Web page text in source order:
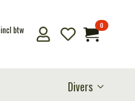
incl btw 0
Divers